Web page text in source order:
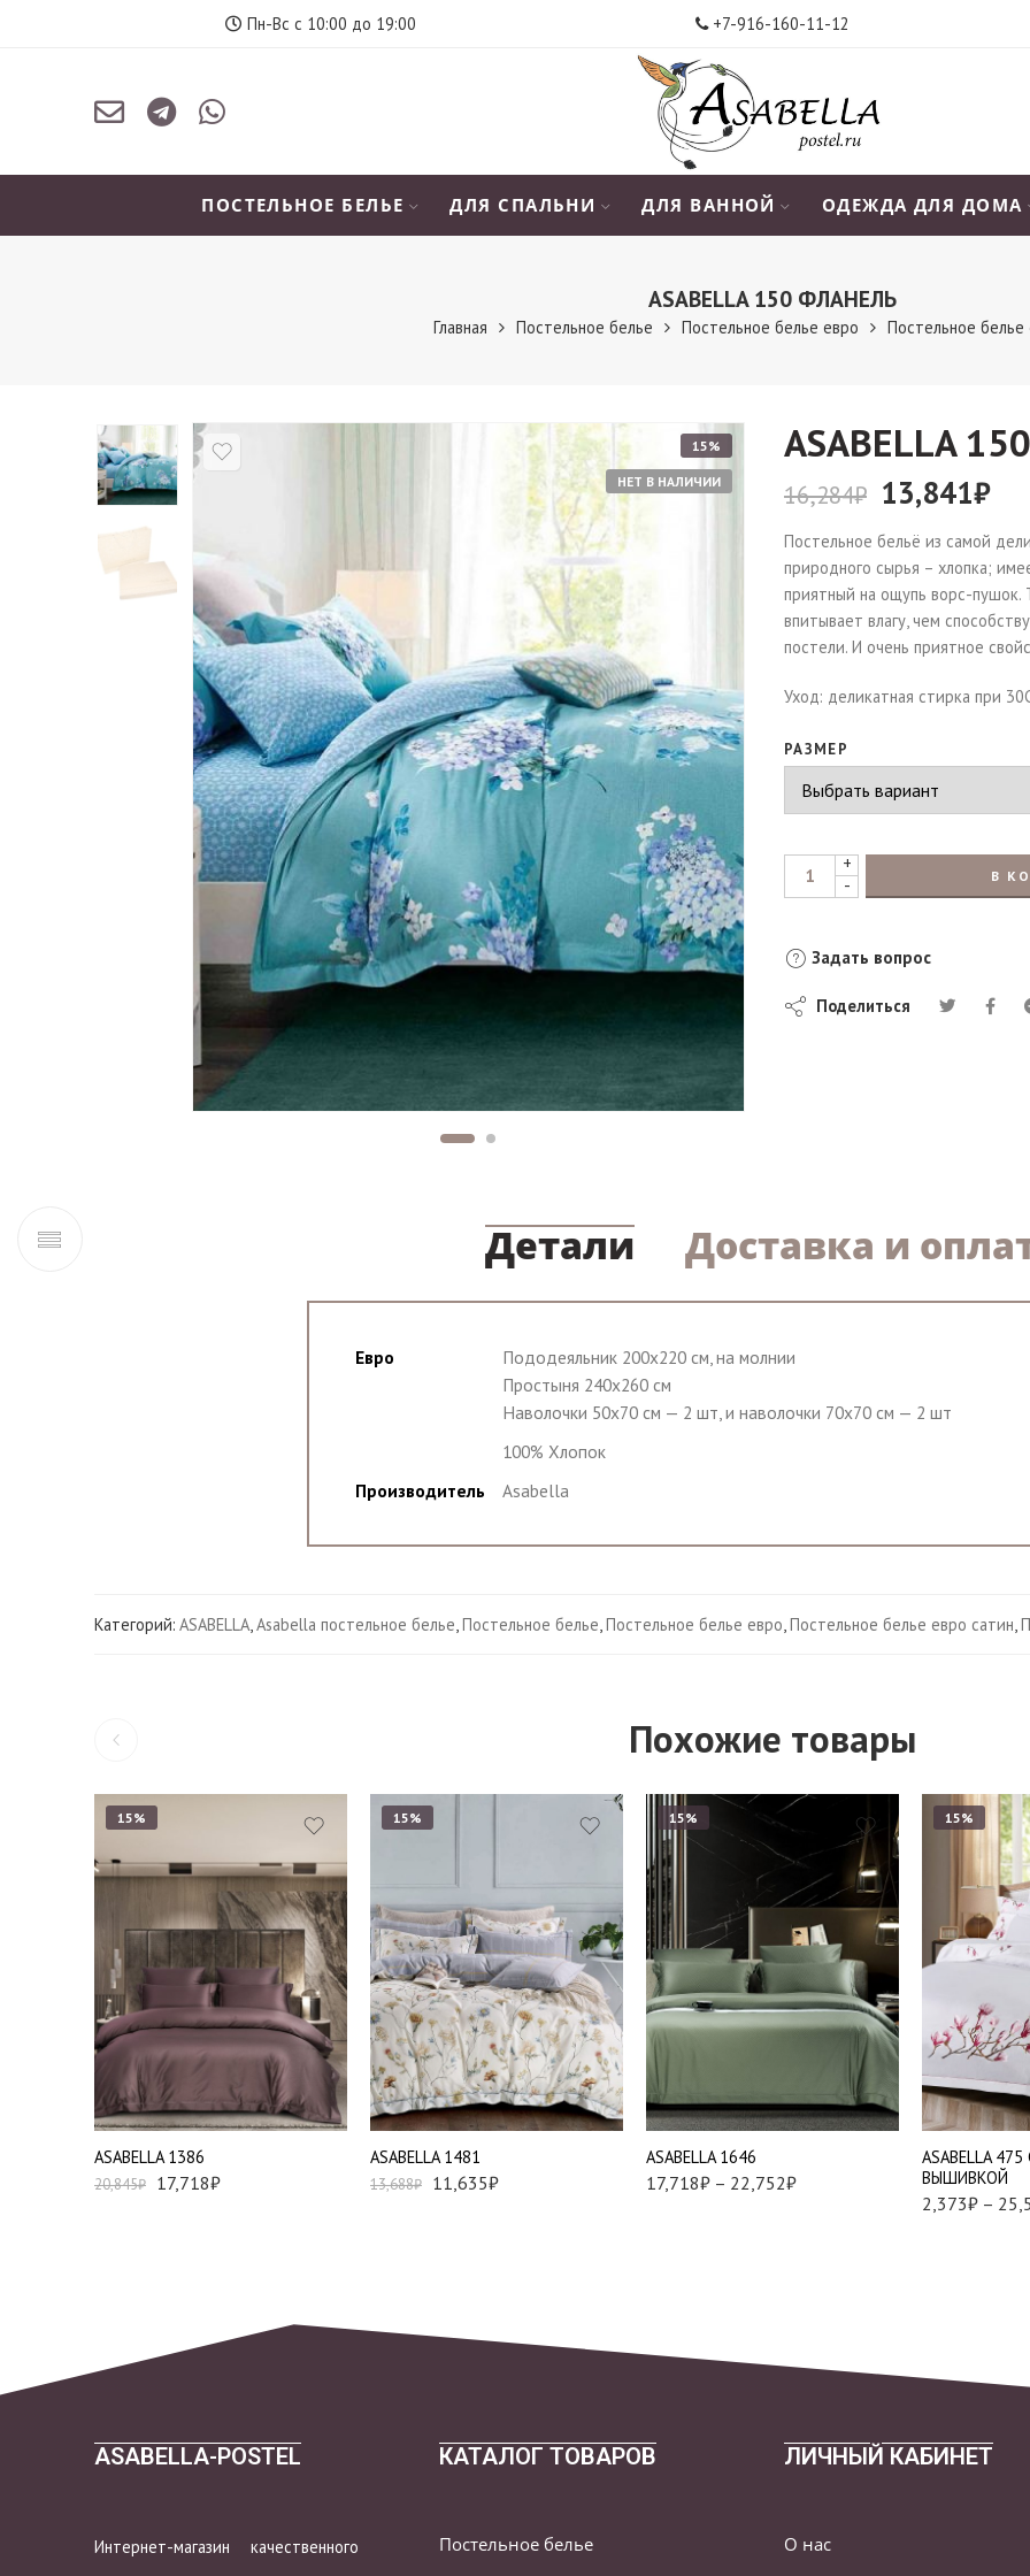
Пн-Вс с 10:00 до 19:00 +7-916-160-11-12
ПОСТЕЛЬНОЕ БЕЛЬЕ ДЛЯ СПАЛЬНИ ДЛЯ ВАННОЙ ОДЕЖДА ДЛЯ ДОМА
АSABELLA 150 ФЛАНЕЛЬ
Главная Постельное белье Постельное белье евро Постельное белье
15%
НЕТ В НАЛИЧИИ
АSABELLA
16,284₽ 13,841₽
Постельное бельё из самой
природного сырья – хлопка;
приятный на ощупь ворс-пушок.
впитывает влагу, чем
постели. И очень приятное
Уход: деликатная стирка при
РАЗМЕР
+
-
В
Задать вопрос
Поделиться
Детали Доставка и
Евро
Пододеяльник 200х220 см, на молнии
Простыня 240х260 см
Наволочки 50х70 см — 2 шт, и наволочки 70х70 см — 2 шт
100% Хлопок
Производитель
Asabella
Категорий: ASABELLA,Asabella постельное белье,Постельное белье,Постельное белье евро,Постельное белье евро сатин,
Похожие товары
15%
АSABELLA 1386
20,845₽ 17,718₽
Евро
15%
АSABELLA 1481
13,688₽ 11,635₽
Евро
15%
АSABELLA 1646
17,718₽ – 22,752₽
Семейный
15%
АSABELLA
ВЫШИВКОЙ
2,373₽ –
Евро
Наволочки
шт
Наволочки
шт
ASABELLA-POSTEL
Интернет-магазин качественного
КАТАЛОГ ТОВАРОВ
Постельное белье
ЛИЧНЫЙ КАБИНЕТ
О нас